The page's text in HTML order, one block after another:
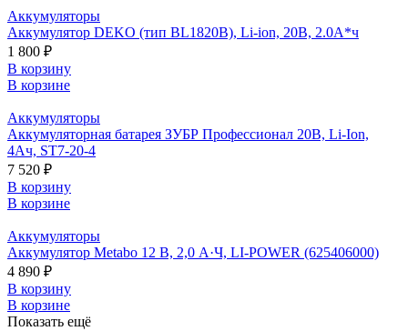
Аккумуляторы
Аккумулятор DEKO (тип BL1820B), Li-ion, 20В, 2.0А*ч
1 800 ₽
В корзину
В корзине
Аккумуляторы
Аккумуляторная батарея ЗУБР Профессионал 20В, Li-Ion,
4Ач, ST7-20-4
7 520 ₽
В корзину
В корзине
Аккумуляторы
Аккумулятор Metabo 12 В, 2,0 А·Ч, LI-POWER (625406000)
4 890 ₽
В корзину
В корзине
Показать ещё